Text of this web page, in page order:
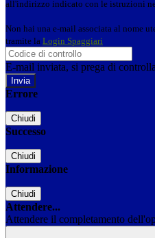
all'indirizzo indicato con le istruzioni
Non hai una e-mail associata al nome
tramite la Login Spaggiari
E-mail inviata, si prega di
Errore
Chiudi
Successo
Chiudi
Informazione
Chiudi
Attendere...
Attendere il completamento